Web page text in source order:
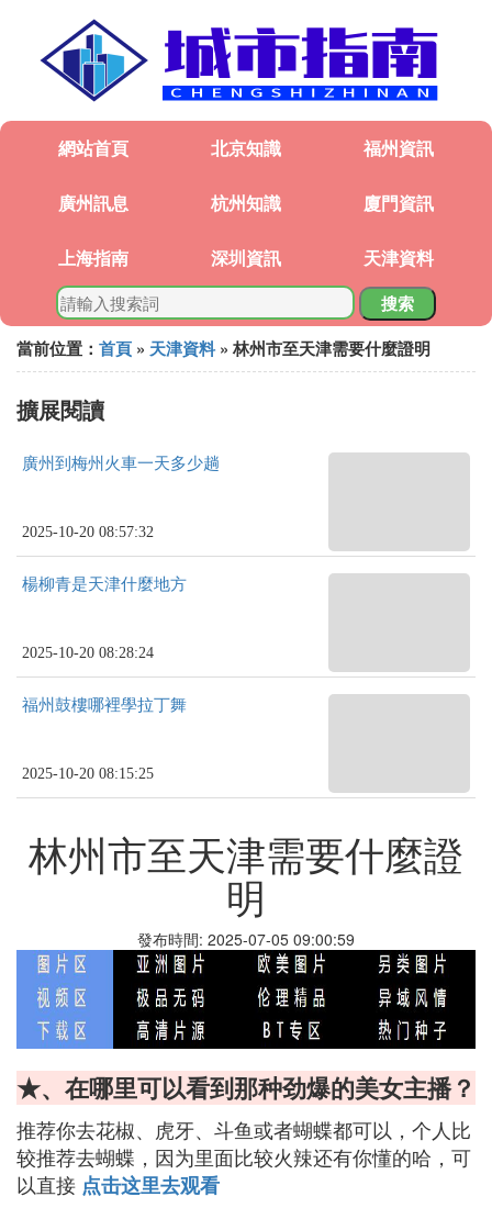
網站首頁 北京知識 福州資訊
廣州訊息 杭州知識 廈門資訊
上海指南 深圳資訊 天津資料
搜索
當前位置： 首頁 » 天津資料 » 林州市至天津需要什麼證明
擴展閱讀
廣州到梅州火車一天多少趟
2025-10-20 08:57:32
楊柳青是天津什麼地方
2025-10-20 08:28:24
福州鼓樓哪裡學拉丁舞
2025-10-20 08:15:25
林州市至天津需要什麼證
明
發布時間: 2025-07-05 09:00:59
★、在哪里可以看到那种劲爆的美女主播？
推荐你去花椒、虎牙、斗鱼或者蝴蝶都可以，个人比
较推荐去蝴蝶，因为里面比较火辣还有你懂的哈，可
以直接 点击这里去观看